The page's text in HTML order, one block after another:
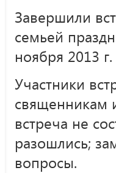
Завершили
семьей
ноября 2013 г.
Участники
священникам
встреча не
разошлись;
вопросы.